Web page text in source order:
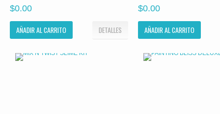
$0.00
DETALLES
AÑADIR AL CARRITO
$0.00
AÑADIR AL CARRITO